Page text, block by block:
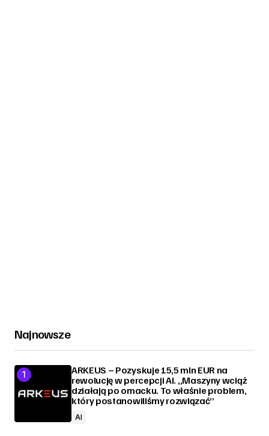
Najnowsze
ARKEUS – Pozyskuje 15,5 mln EUR na
rewolucję w percepcji AI. „Maszyny wciąż
działają po omacku. To właśnie problem,
który postanowiliśmy rozwiązać”
AI